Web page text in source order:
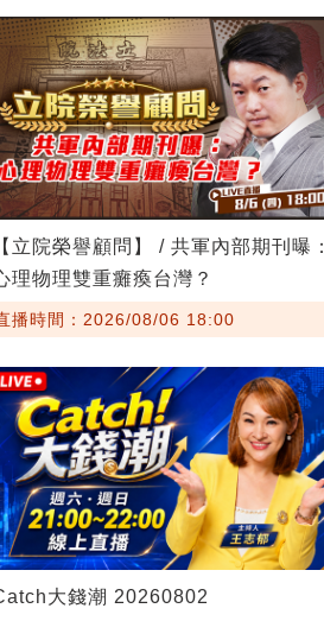
【立院榮譽顧問】 / 共軍內部期刊曝：
理物理雙重癱瘓台灣？
播時間：2026/08/06 18:00
大錢潮 20260802